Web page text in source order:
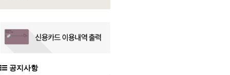
공지사항